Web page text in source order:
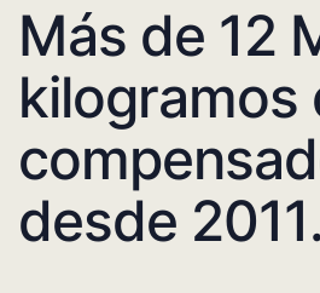
Más de 12
kilogramos
desde 2011.